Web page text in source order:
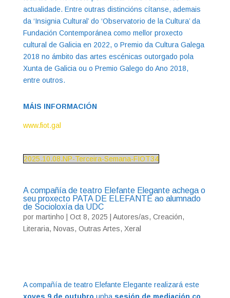
actualidade. Entre outras distincións cítanse, ademais
da ‘Insignia Cultural’ do ‘Observatorio de la Cultura’ da
Fundación Contemporánea como mellor proxecto
cultural de Galicia en 2022, o Premio da Cultura Galega
2018 no ámbito das artes escénicas outorgado pola
Xunta de Galicia ou o Premio Galego do Ano 2018,
entre outros.
MÁIS INFORMACIÓN
www.fiot.gal
2025.10.08.NP-Terceira-Semana-FIOT34
A compañía de teatro Elefante Elegante achega o
seu proxecto PATA DE ELEFANTE ao alumnado
de Socioloxía da UDC
por martinho Oct 8, 2025 Autores/as, Creación,
Literaria, Novas, Outras Artes, Xeral
A compañía de teatro Elefante Elegante realizará este